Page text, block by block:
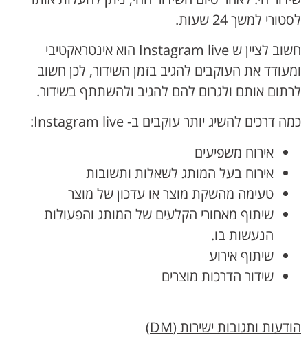
לסטורי למשך 24 שעות.
חשוב לציין ש Instagram live הוא אינטראקטיבי
ומעודד את העוקבים להגיב בזמן השידור, לכן חשוב
לרתום אותם ולגרום להם להגיב ולהשתתף בשידור.
כמה דרכים להשיג יותר עוקבים ב- Instagram live:
אירוח משפיעים
אירוח בעל המותג לשאלות ותשובות
טעימה מהשקת מוצר או עדכון של מוצר
שיתוף מאחורי הקלעים של המותג והפעולות
הנעשות בו.
שיתוף אירוע
שידור הדרכות מוצרים
הודעות ותגובות ישירות (DM
)